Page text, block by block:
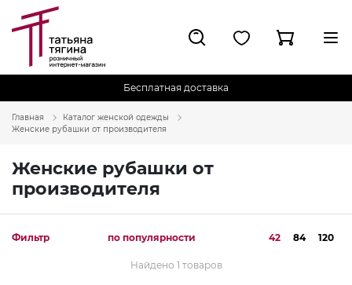
Бесплатная доставка
Главная
Каталог женской одежды
Женские рубашки от производителя
Женские рубашки от
производителя
Фильтр по популярности 42 84 120
Найдено 1 товаров